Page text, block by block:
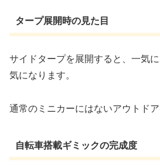
タープ展開時の見た目
サイドタープを展開すると、一気
気になります。
通常のミニカーにはないアウトドア
自転車搭載ギミックの完成度